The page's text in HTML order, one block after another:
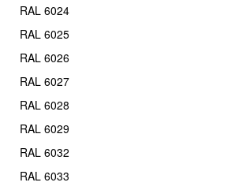
RAL 6024
RAL 6025
RAL 6026
RAL 6027
RAL 6028
RAL 6029
RAL 6032
RAL 6033